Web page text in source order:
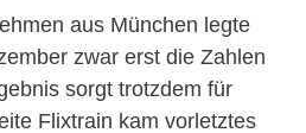
aus München legte
zwar erst die Zahlen
sorgt trotzdem für
Flixtrain kam vorletztes